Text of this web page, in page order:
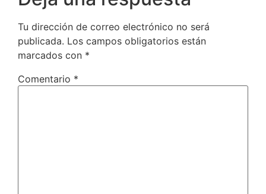
Tu dirección de correo electrónico no será
publicada. Los campos obligatorios están
marcados con *
Comentario *